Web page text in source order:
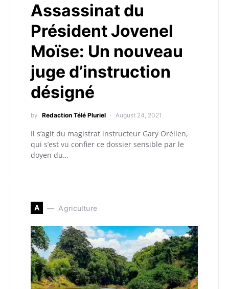
Assassinat du
Président Jovenel
Moïse: Un nouveau
juge d’instruction
désigné
by Redaction Télé Pluriel August 24, 2021
Il s’agit du magistrat instructeur Gary Orélien,
qui s’est vu confier ce dossier sensible par le
doyen du…
A Agriculture